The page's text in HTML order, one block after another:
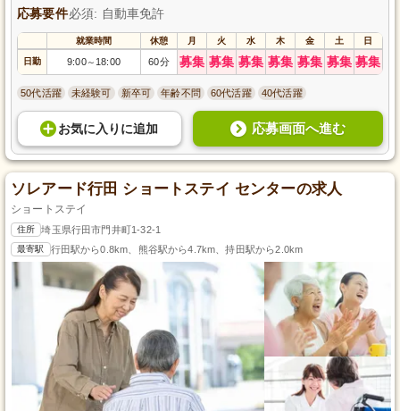
応募要件必須: 自動車免許
就業時間 休憩 月 火 水 木 金 土 日
日勤 9:00～ 18:00 60分 募集 募集 募集 募集 募集 募集 募集
50代活躍 未経験可 新卒可 年齢不問 60代活躍 40代活躍
お気に入り に追加 応募画面へ進む
ソレアード行田 ショートステイ センターの求人
ショートステイ
住所 埼玉県行田市門井町1-32-1
最寄駅 行田駅から0.8km、熊谷駅から4.7km、持田駅から2.0km